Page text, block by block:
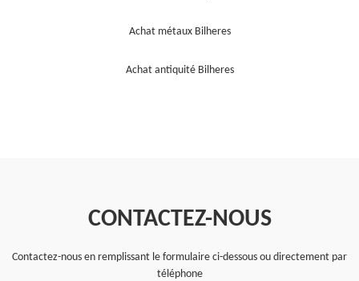
Achat métaux Bilheres
Achat antiquité Bilheres
CONTACTEZ-NOUS
Contactez-nous en remplissant le formulaire ci-dessous ou directement par
téléphone